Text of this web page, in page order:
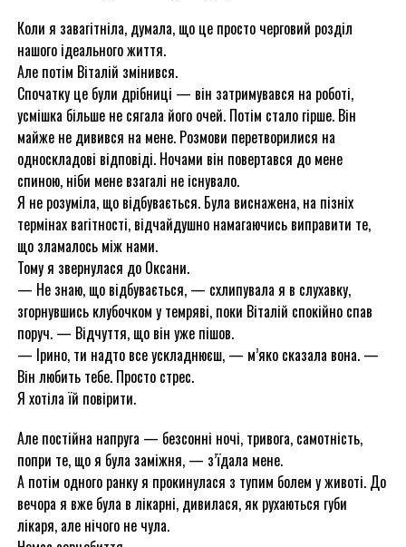
Коли я завагітніла, думала, що це просто черговий розділ
нашого ідеального життя.
Але потім Віталій змінився.
Спочатку це були дрібниці — він затримувався на роботі,
усмішка більше не сягала його очей. Потім стало гірше. Він
майже не дивився на мене. Розмови перетворилися на
односкладові відповіді. Ночами він повертався до мене
спиною, ніби мене взагалі не існувало.
Я не розуміла, що відбувається. Була виснажена, на пізніх
термінах вагітності, відчайдушно намагаючись виправити те,
що зламалось між нами.
Тому я звернулася до Оксани.
— Не знаю, що відбувається, — схлипувала я в слухавку,
згорнувшись клубочком у темряві, поки Віталій спокійно спав
поруч. — Відчуття, що він уже пішов.
— Ірино, ти надто все ускладнюєш, — м’яко сказала вона. —
Він любить тебе. Просто стрес.
Я хотіла їй повірити.
Але постійна напруга — безсонні ночі, тривога, самотність,
попри те, що я була заміжня, — з’їдала мене.
А потім одного ранку я прокинулася з тупим болем у животі. До
вечора я вже була в лікарні, дивилася, як рухаються губи
лікаря, але нічого не чула.